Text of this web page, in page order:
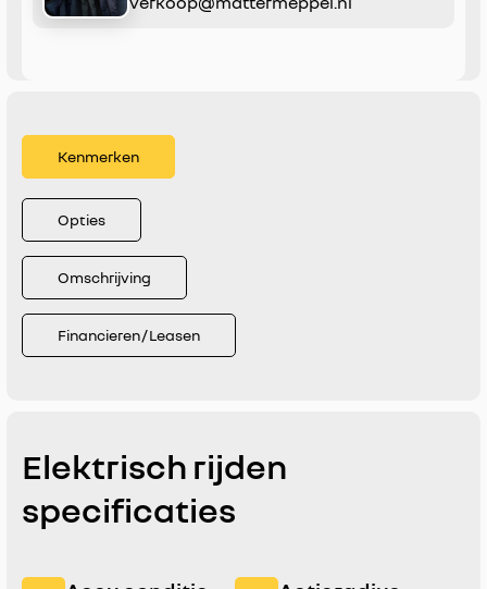
Kenmerken
Opties
Omschrijving
Financieren / Leasen
Elektrisch rijden
specificaties